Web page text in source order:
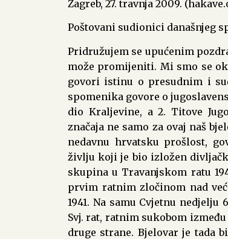
Zagreb, 27. travnja 2009.
Poštovani sudionici današnjeg
Pridružujem se upućenim
može promijeniti. Mi smo se
govori istinu o presudnim i
spomenika govore o
dio Kraljevine, a 2. Titove
značaja ne samo za ovaj naš
nedavnu hrvatsku prošlost,
življu koji je bio izložen
skupina u Travanjskom ratu
prvim ratnim zločinom nad
1941. Na samu Cvjetnu
Svj. rat, ratnim sukobom
druge strane. Bjelovar je tada